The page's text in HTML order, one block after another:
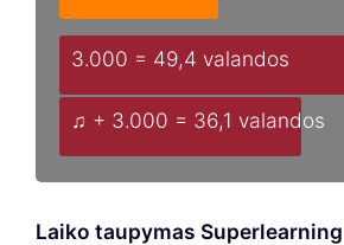
3.000 = 49,4 valandos
♫ + 3.000 = 36,1 valandos
Laiko taupymas